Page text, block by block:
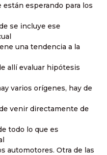
esperando para los
se incluye ese
una tendencia a la
allí evaluar hipótesis
varios orígenes, hay de
venir directamente de
todo lo que es
automotores. Otra de las